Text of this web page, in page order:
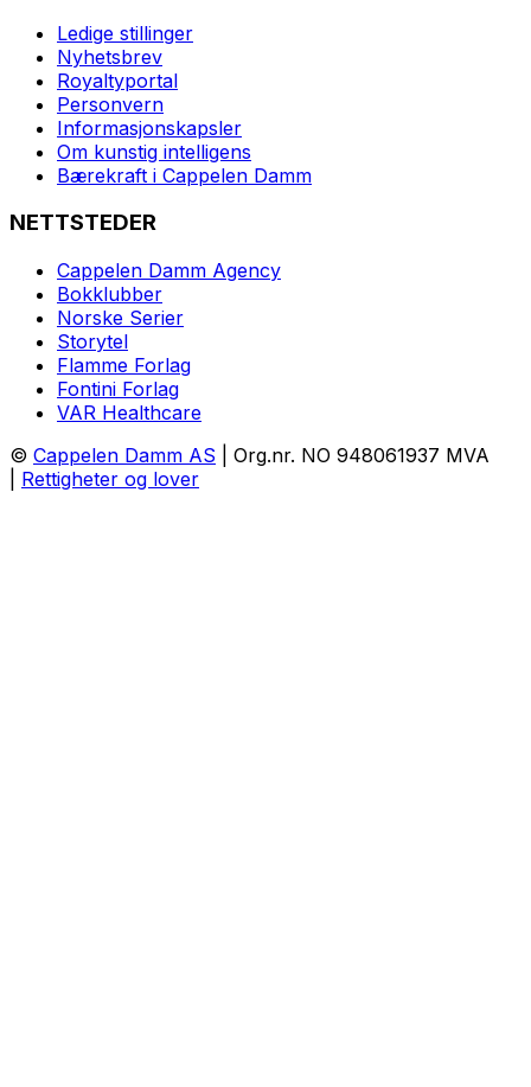
Ledige stillinger
Nyhetsbrev
Royaltyportal
Personvern
Informasjonskapsler
Om kunstig intelligens
Bærekraft i Cappelen Damm
NETTSTEDER
Cappelen Damm Agency
Bokklubber
Norske Serier
Storytel
Flamme Forlag
Fontini Forlag
VAR Healthcare
© Cappelen Damm AS | Org.nr. NO 948061937 MVA
Rettigheter og lover